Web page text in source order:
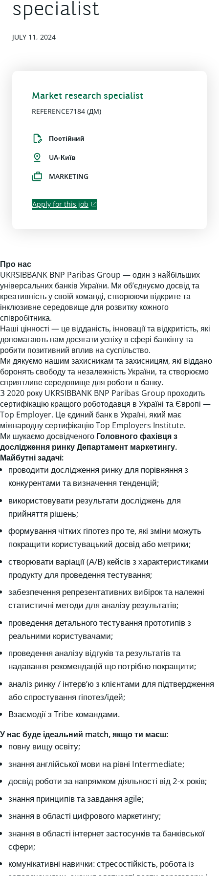
specialist
JULY 11, 2024
Market research specialist
REFERENCE7184 (ДМ)
Постійний
UA-Київ
MARKETING
Apply for this job
Про нас
UKRSIBBANK BNP Paribas Group — один з найбільших
універсальних банків України. Ми об’єднуємо досвід та
креативність у своїй команді, створюючи відкрите та
інклюзивне середовище для розвитку кожного
співробітника.
Наші цінності — це відданість, інновації та відкритість, які
допомагають нам досягати успіху в сфері банкінгу та
робити позитивний вплив на суспільство.
Ми дякуємо нашим захисникам та захисницям, які віддано
боронять свободу та незалежність України, та створюємо
сприятливе середовище для роботи в банку.
З 2020 року UKRSIBBANK BNP Paribas Group проходить
сертифікацію кращого роботодавця в Україні та Європі —
Top Employer. Це єдиний банк в Україні, який має
міжнародну сертифікацію Top Employers Institute.
Ми шукаємо досвідченого Головного фахівця з
дослідження ринку Департамент маркетингу.
Майбутні задачі:
проводити дослідження ринку для порівняння з
конкурентами та визначення тенденцій;
використовувати результати досліджень для
прийняття рішень;
формування чітких гіпотез про те, які зміни можуть
покращити користувацький досвід або метрики;
створювати варіації (А/В) кейсів з характеристиками
продукту для проведення тестування;
забезпечення репрезентативних вибірок та належні
статистичні методи для аналізу результатів;
проведення детального тестування прототипів з
реальними користувачами;
проведення аналізу відгуків та результатів та
надавання рекомендацій що потрібно покращити;
аналіз ринку / інтерв’ю з клієнтами для підтвердження
або спростування гіпотез/ідей;
Взаємодії з Tribe командами.
У нас буде ідеальний match, якщо ти маєш:
повну вищу освіту;
знання англійської мови на рівні Intermediate;
досвід роботи за напрямком діяльності від 2-х років;
знання принципів та завдання agile;
знання в області цифрового маркетингу;
знання в області інтернет застосунків та банківської
сфери;
комунікативні навички: стресостійкість, робота із